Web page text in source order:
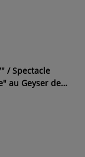
/ Spectacle
au Geyser de